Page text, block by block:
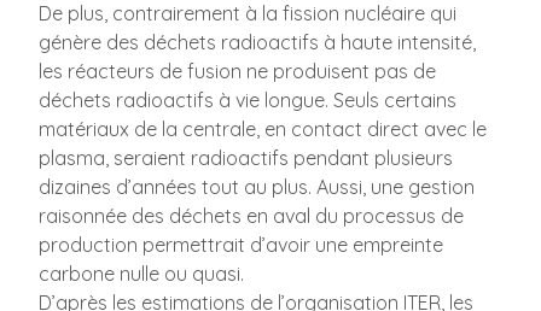
De plus, contrairement à la fission nucléaire qui
génère des déchets radioactifs à haute intensité,
les réacteurs de fusion ne produisent pas de
déchets radioactifs à vie longue. Seuls certains
matériaux de la centrale, en contact direct avec le
plasma, seraient radioactifs pendant plusieurs
dizaines d’années tout au plus. Aussi, une gestion
raisonnée des déchets en aval du processus de
production permettrait d’avoir une empreinte
carbone nulle ou quasi.
D’après les estimations de l’organisation ITER, les